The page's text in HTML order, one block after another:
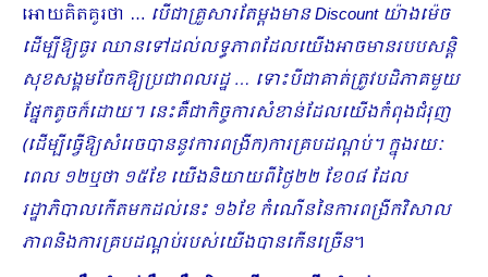
អោយគិតគូរថា … បើជាគ្រួសារតែម្ដងមានDiscount យ៉ាងម៉េច
ដើម្បីឱ្យធូរ ឈានទៅដល់លទ្ធភាពដែលយើងអាចមានរបបសន្ដិ
សុខសង្គមចែកឱ្យប្រជាពលរដ្ឋ … ទោះបីជាគាត់ត្រូវបដិភាគមួយ
ផ្នែកតូចក៏ដោយ។ នេះគឺជាកិច្ចការសំខាន់ដែលយើងកំពុងជំរុញ
(ដើម្បីធ្វើឱ្យសំរេចបាននូវការពង្រីក)ការគ្របដណ្ដប់។ ក្នុងរយៈ
ពេល ១២ឬថា ១៥ខែ យើងនិយាយពីថ្ងៃ២២ ខែ០៨ ដែល
រដ្ឋាភិបាលកើតមកដល់នេះ ១៦ខែ កំណើននៃការពង្រីកវិសាល
ភាពនិងការគ្របដណ្ដប់របស់យើងបានកើនច្រើន។